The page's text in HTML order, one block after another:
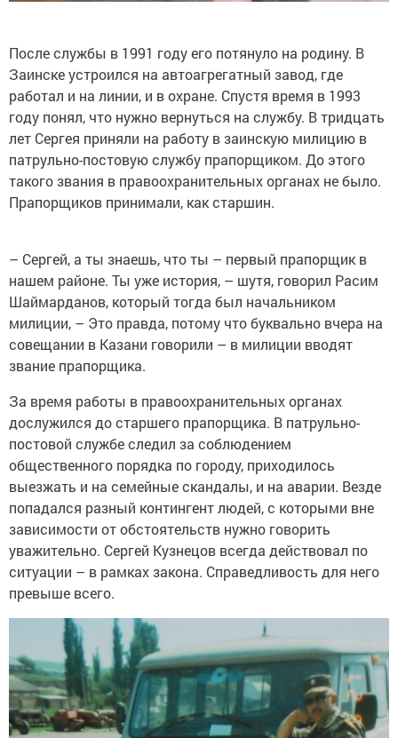
После службы в 1991 году его потянуло на родину. В
Заинске устроился на автоагрегатный завод, где
работал и на линии, и в охране. Спустя время в 1993
году понял, что нужно вернуться на службу. В тридцать
лет Сергея приняли на работу в заинскую милицию в
патрульно-постовую службу прапорщиком. До этого
такого звания в правоохранительных органах не было.
Прапорщиков принимали, как старшин.
– Сергей, а ты знаешь, что ты – первый прапорщик в
нашем районе. Ты уже история, – шутя, говорил Расим
Шаймарданов, который тогда был начальником
милиции, – Это правда, потому что буквально вчера на
совещании в Казани говорили – в милиции вводят
звание прапорщика.
За время работы в правоохранительных органах
дослужился до старшего прапорщика. В патрульно-
постовой службе следил за соблюдением
общественного порядка по городу, приходилось
выезжать и на семейные скандалы, и на аварии. Везде
попадался разный контингент людей, с которыми вне
зависимости от обстоятельств нужно говорить
уважительно. Сергей Кузнецов всегда действовал по
ситуации – в рамках закона. Справедливость для него
превыше всего.